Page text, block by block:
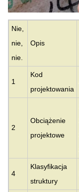
Nie,
nie,
nie.
Opis
1
Kod
projektowania
2
Obciążenie
projektowe
4
Klasyfikacja
struktury